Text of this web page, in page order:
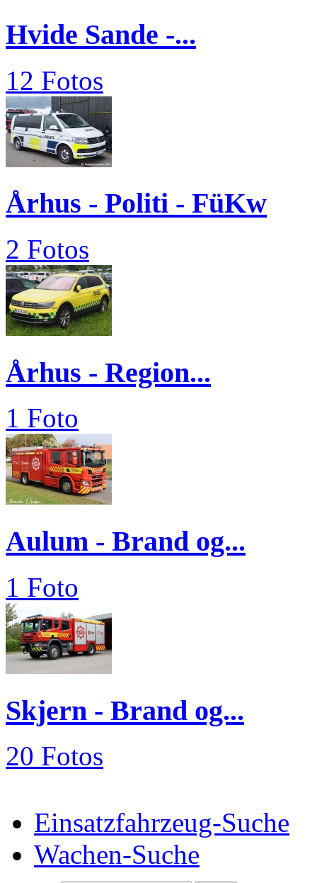
Hvide Sande -...
12 Fotos
Århus - Politi - FüKw
2 Fotos
Århus - Region...
1 Foto
Aulum - Brand og...
1 Foto
Skjern - Brand og...
20 Fotos
Einsatzfahrzeug-Suche
Wachen-Suche